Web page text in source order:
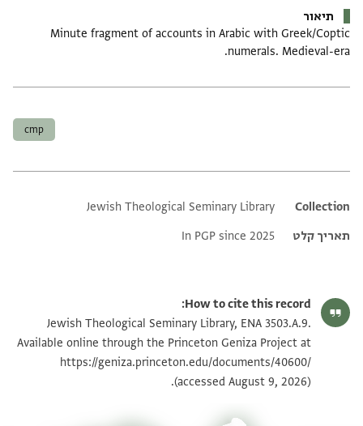
תיאור
Minute fragment of accounts in Arabic with Greek/Coptic
numerals. Medieval-era.
cmp
Additional metadata
Collection
Jewish Theological Seminary Library
תאריך קלט
In PGP since 2025
How to cite this record:
Jewish Theological Seminary Library, ENA 3503.A.9.
Available online through the Princeton Geniza Project at
https://geniza.princeton.edu/documents/40600/
(accessed August 9, 2026).